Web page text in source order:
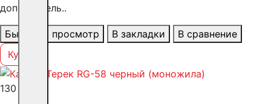
дополнитель..
Быстрый просмотр В закладки
В сравнение
Купить
130 ₽